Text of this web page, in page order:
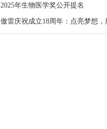
2025年生物医学奖公开提名
傲雷庆祝成立18周年：点亮梦想，服务全球超